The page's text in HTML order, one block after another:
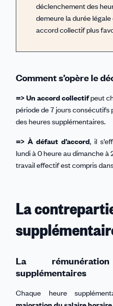
déclenchement des
demeure la durée
accord collectif plus
Comment s’opère le
=> Un accord collectifpeut
période de 7 jours
des heures supplémentaires.
=> À défaut d’accord, il
lundi à 0 heure au dimanche à
travail effectif est compris
La
La
supplémentaires
Chaque heure